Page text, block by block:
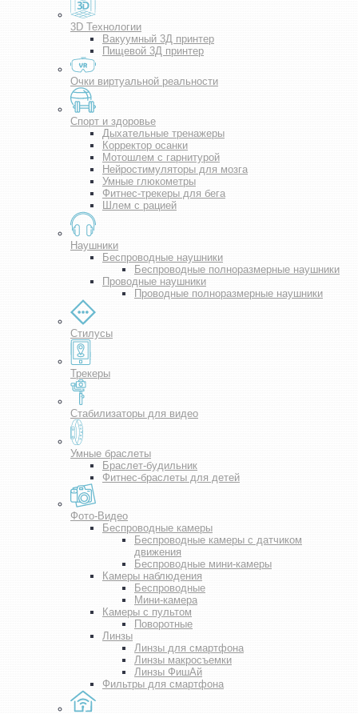
3D Технологии
Вакуумный 3Д принтер
Пищевой 3Д принтер
Очки виртуальной реальности
Спорт и здоровье
Дыхательные тренажеры
Корректор осанки
Мотошлем с гарнитурой
Нейростимуляторы для мозга
Умные глюкометры
Фитнес-трекеры для бега
Шлем с рацией
Наушники
Беспроводные наушники
Беспроводные полноразмерные наушники
Проводные наушники
Проводные полноразмерные наушники
Стилусы
Трекеры
Стабилизаторы для видео
Умные браслеты
Браслет-будильник
Фитнес-браслеты для детей
Фото-Видео
Беспроводные камеры
Беспроводные камеры с датчиком
движения
Беспроводные мини-камеры
Камеры наблюдения
Беспроводные
Мини-камера
Камеры с пультом
Поворотные
Линзы
Линзы для смартфона
Линзы макросъемки
Линзы ФишАй
Фильтры для смартфона